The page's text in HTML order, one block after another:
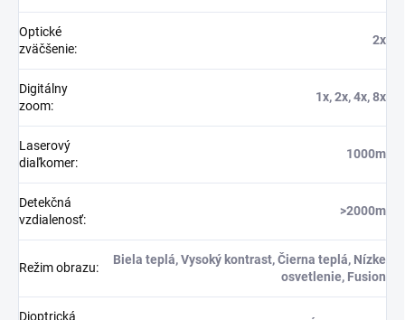
Optické
zväčšenie:
2x
Digitálny
zoom:
1x, 2x, 4x, 8x
Laserový
diaľkomer:
1000m
Detekčná
vzdialenosť:
>2000m
Režim obrazu:
Biela teplá, Vysoký kontrast, Čierna teplá, Nízke
osvetlenie, Fusion
Dioptrická